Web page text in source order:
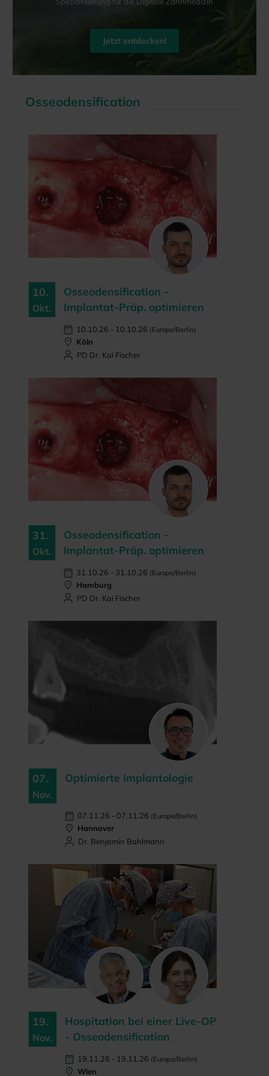
Jetzt entdecken!
Osseodensification
10.
Okt.
Osseodensification -
Implantat-Präp. optimieren
10.10.26 - 10.10.26 (Europe/Berlin)
Köln
PD Dr. Kai Fischer
31.
Okt.
Osseodensification -
Implantat-Präp. optimieren
31.10.26 - 31.10.26 (Europe/Berlin)
Hamburg
PD Dr. Kai Fischer
07.
Nov.
Optimierte Implantologie
07.11.26 - 07.11.26 (Europe/Berlin)
Hannover
Dr. Benjamin Bahlmann
19.
Nov.
Hospitation bei einer Live-OP
- Osseodensification
19.11.26 - 19.11.26 (Europe/Berlin)
Wien